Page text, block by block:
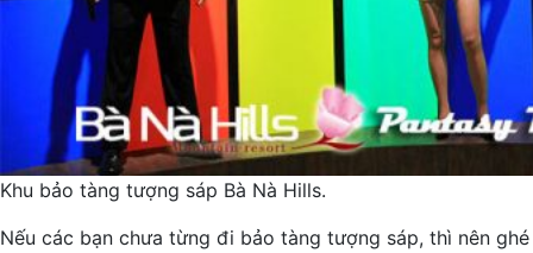
Khu bảo tàng tượng sáp Bà Nà Hills.
Nếu các bạn chưa từng đi bảo tàng tượng sáp, thì nên ghé